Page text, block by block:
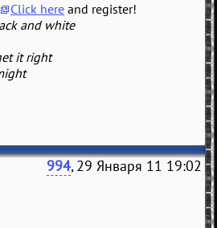
Click here and register!
and white
it right
994, 29 Января 11 19:02